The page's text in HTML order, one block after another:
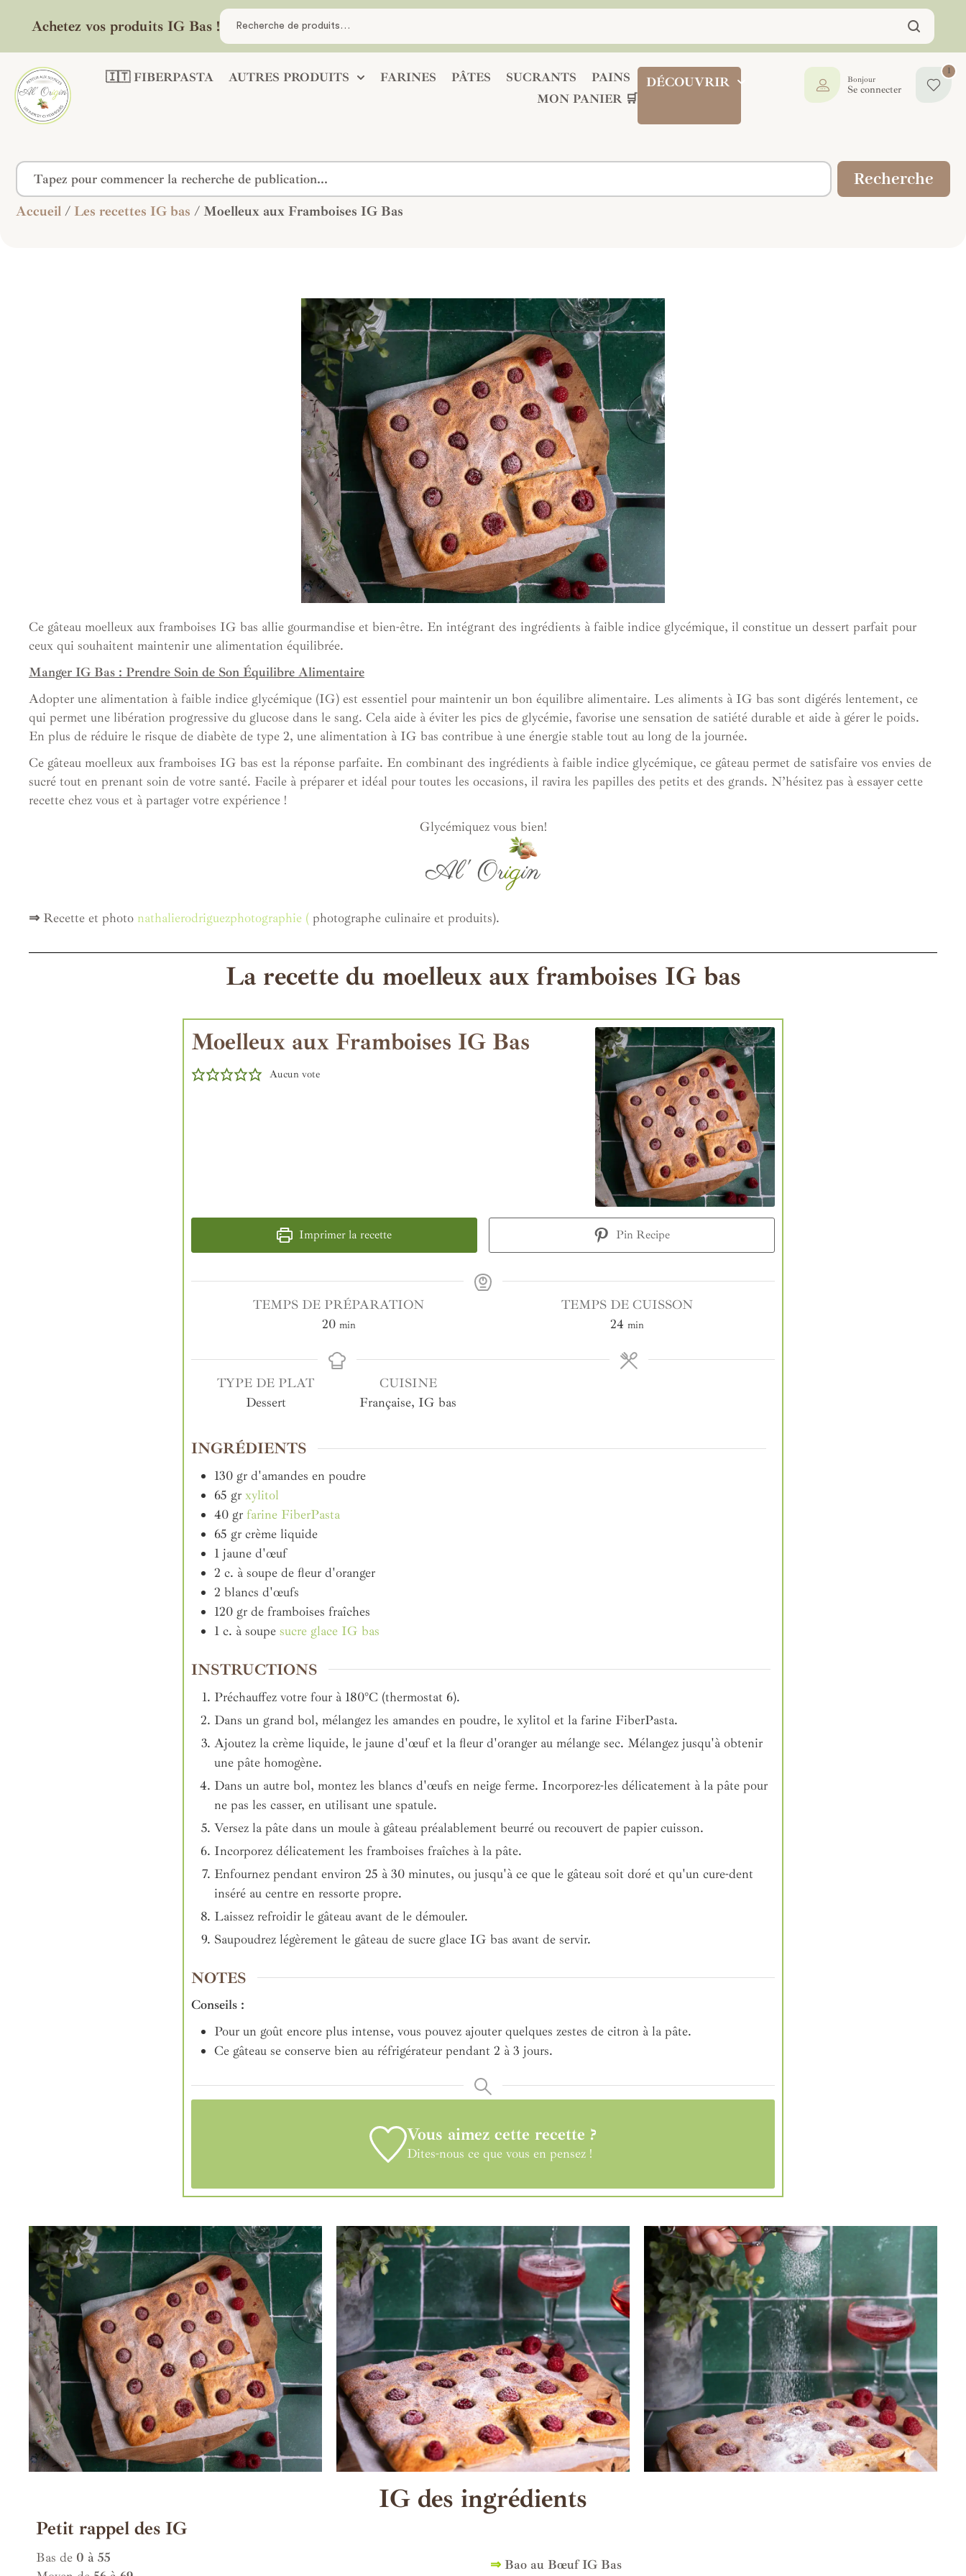
Achetez vos produits IG Bas !
🇮🇹 FIBERPASTA AUTRES PRODUITS FARINES PÂTES SUCRANTS
PAINS
MON PANIER 🛒
DÉCOUVRIR
1
Bonjour
Se connecter
Recherche
Accueil / Les recettes IG bas / Moelleux aux Framboises IG Bas
Ce gâteau moelleux aux framboises IG bas allie gourmandise et bien-être. En intégrant des ingrédients à faible indice glycémique, il constitue un dessert parfait pour
ceux qui souhaitent maintenir une alimentation équilibrée.
Manger IG Bas : Prendre Soin de Son Équilibre Alimentaire
Adopter une alimentation à faible indice glycémique (IG) est essentiel pour maintenir un bon équilibre alimentaire. Les aliments à IG bas sont digérés lentement, ce
qui permet une libération progressive du glucose dans le sang. Cela aide à éviter les pics de glycémie, favorise une sensation de satiété durable et aide à gérer le poids.
En plus de réduire le risque de diabète de type 2, une alimentation à IG bas contribue à une énergie stable tout au long de la journée.
Ce gâteau moelleux aux framboises IG bas est la réponse parfaite. En combinant des ingrédients à faible indice glycémique, ce gâteau permet de satisfaire vos envies de
sucré tout en prenant soin de votre santé. Facile à préparer et idéal pour toutes les occasions, il ravira les papilles des petits et des grands. N’hésitez pas à essayer cette
recette chez vous et à partager votre expérience !
Glycémiquez vous bien!
⇒ Recette et photo nathalierodriguezphotographie ( photographe culinaire et produits).
La recette du moelleux aux framboises IG bas
Moelleux aux Framboises IG Bas
Aucun vote
Imprimer la recette Pin Recipe
TEMPS DE PRÉPARATION
20 min
TEMPS DE CUISSON
24 min
TYPE DE PLAT
Dessert
CUISINE
Française, IG bas
INGRÉDIENTS
130 gr d'amandes en poudre
65 gr xylitol
40 gr farine FiberPasta
65 gr crème liquide
1 jaune d'œuf
2 c. à soupe de fleur d'oranger
2 blancs d'œufs
120 gr de framboises fraîches
1 c. à soupe sucre glace IG bas
INSTRUCTIONS
Préchauffez votre four à 180°C (thermostat 6).
Dans un grand bol, mélangez les amandes en poudre, le xylitol et la farine FiberPasta.
Ajoutez la crème liquide, le jaune d'œuf et la fleur d'oranger au mélange sec. Mélangez jusqu'à obtenir
une pâte homogène.
Dans un autre bol, montez les blancs d'œufs en neige ferme. Incorporez-les délicatement à la pâte pour
ne pas les casser, en utilisant une spatule.
Versez la pâte dans un moule à gâteau préalablement beurré ou recouvert de papier cuisson.
Incorporez délicatement les framboises fraîches à la pâte.
Enfournez pendant environ 25 à 30 minutes, ou jusqu'à ce que le gâteau soit doré et qu'un cure-dent
inséré au centre en ressorte propre.
Laissez refroidir le gâteau avant de le démouler.
Saupoudrez légèrement le gâteau de sucre glace IG bas avant de servir.
NOTES
Conseils :
Pour un goût encore plus intense, vous pouvez ajouter quelques zestes de citron à la pâte.
Ce gâteau se conserve bien au réfrigérateur pendant 2 à 3 jours.
Vous aimez cette recette ?
Dites-nous ce que vous en pensez !
IG des ingrédients
Petit rappel des IG
Bas de 0 à 55
⇒ Bao au Bœuf IG Bas